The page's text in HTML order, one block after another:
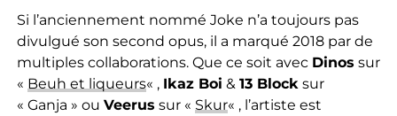
Si l’anciennement nommé Joke n’a toujours pas
divulgué son second opus, il a marqué 2018 par de
multiples collaborations. Que ce soit avec Dinos sur
« Beuh et liqueurs« , Ikaz Boi & 13 Block sur
« Ganja » ou Veerus sur « Skur« , l’artiste est